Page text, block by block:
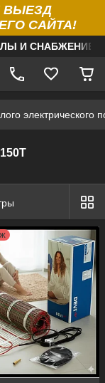
ВЫЕЗД
САЙТА!
И
электрического